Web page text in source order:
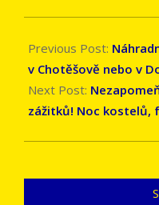
05-
17
Previous Post:
v Chotěšově nebo v
Next Post:
zážitků! Noc kostelů,